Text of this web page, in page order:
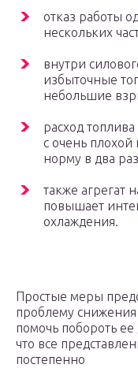
отказ работы
нескольких
внутри
избыточные
небольшие
расход
с очень
норму в два
также агрегат
повышает
охлаждения.
Простые меры
проблему
помочь побороть
что все
постепенно